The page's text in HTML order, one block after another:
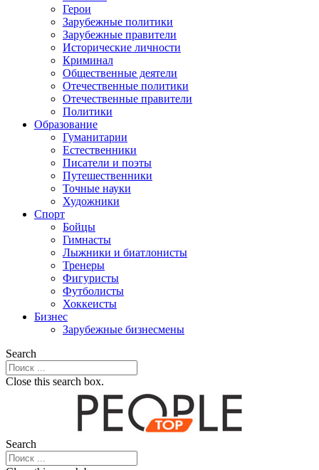
Герои
Зарубежные политики
Зарубежные правители
Исторические личности
Криминал
Общественные деятели
Отечественные политики
Отечественные правители
Политики
Образование
Гуманитарии
Естественники
Писатели и поэты
Путешественники
Точные науки
Художники
Спорт
Бойцы
Гимнасты
Лыжники и биатлонисты
Тренеры
Фигуристы
Футболисты
Хоккеисты
Бизнес
Зарубежные бизнесмены
Search
Close this search box.
Search